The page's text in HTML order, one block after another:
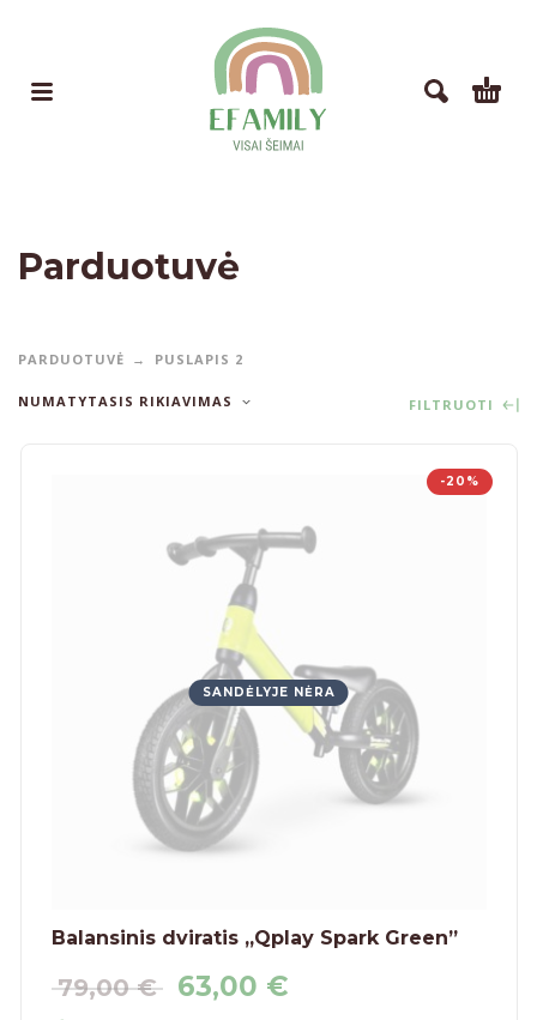
Parduotuvė
PARDUOTUVĖ PUSLAPIS 2
NUMATYTASIS RIKIAVIMAS FILTRUOTI
-20%
SANDĖLYJE NĖRA
Balansinis dviratis „Qplay Spark Green”
79,00€ 63,00 €